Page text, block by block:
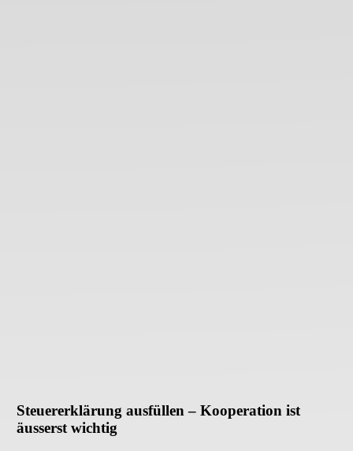
Steuererklärung ausfüllen – Kooperation ist
äusserst wichtig